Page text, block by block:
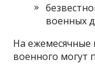
военных
На
военного могут